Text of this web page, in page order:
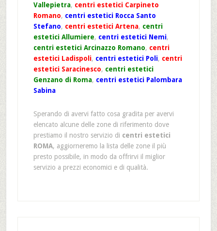
Vallepietra, centri estetici Carpineto
Romano, centri estetici Rocca Santo
Stefano, centri estetici Artena, centri
estetici Allumiere, centri estetici Nemi,
centri estetici Arcinazzo Romano, centri
estetici Ladispoli, centri estetici Poli, centri
estetici Saracinesco, centri estetici
Genzano di Roma, centri estetici Palombara
Sabina
Sperando di avervi fatto cosa gradita per avervi
elencato alcune delle zone di riferimento dove
prestiamo il nostro servizio di centri estetici
ROMA, aggiorneremo la lista delle zone il più
presto possibile, in modo da offrirvi il miglior
servizio a prezzi economici e di qualità.